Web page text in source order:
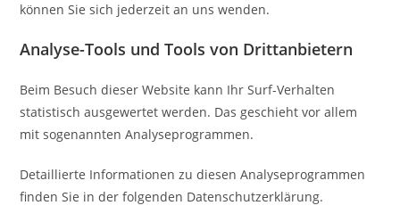
können Sie sich jederzeit an uns wenden.
Analyse-Tools und Tools von Dritt­anbietern
Beim Besuch dieser Website kann Ihr Surf-Verhalten
statistisch ausgewertet werden. Das geschieht vor allem
mit sogenannten Analyseprogrammen.
Detaillierte Informationen zu diesen Analyseprogrammen
finden Sie in der folgenden Datenschutzerklärung.